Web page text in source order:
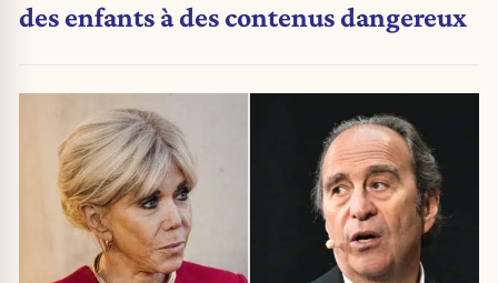
des enfants à des contenus dangereux